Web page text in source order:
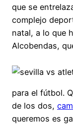
que se
complejo
natal, a lo que
Alcobendas,
para el fútbol.
de los dos,
queremos es